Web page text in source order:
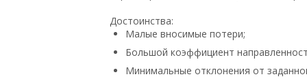
Достоинства:
Малые вносимые потери;
Большой коэффициент
Минимальные отклонения от